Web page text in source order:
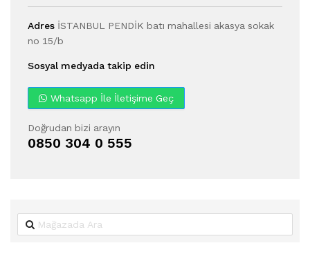
Adres İSTANBUL PENDİK batı mahallesi akasya sokak
no 15/b
Sosyal medyada takip edin
Whatsapp İle İletişime Geç
Doğrudan bizi arayın
0850 304 0 555